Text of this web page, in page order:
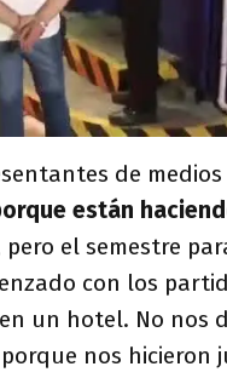
de medios
están
el semestre
con los
un hotel. No nos
nos hicieron